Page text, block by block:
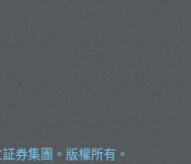
券集團 。版權所有。